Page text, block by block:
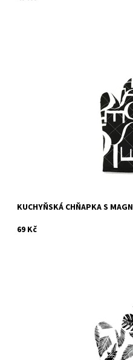
Kuchyňská praktická chňapka,
část ruky. Slouží k přenášení
Skladem >5 ks
KUCHYŇSKÁ CHŇAPKA S
69 Kč
Kuchyňská praktická chňapka,
část ruky. Slouží k přenášení
Skladem >5 ks